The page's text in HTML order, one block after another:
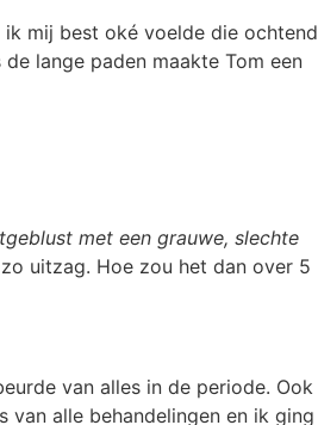
mij best oké voelde die ochtend
lange paden maakte Tom een
met een grauwe, slechte
uitzag. Hoe zou het dan over 5
van alles in de periode. Ook
van alle behandelingen en ik ging